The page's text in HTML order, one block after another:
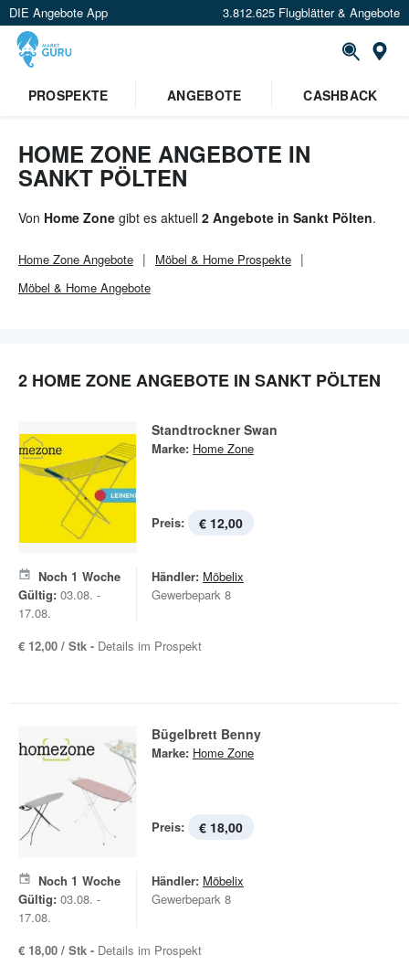
DIE Angebote App 3.812.625 Flugblätter & Angebote
PROSPEKTE
ANGEBOTE CASHBACK
HOME ZONE ANGEBOTE IN
SANKT PÖLTEN
Von Home Zone gibt es aktuell 2 Angebote in Sankt Pölten.
Home Zone Angebote Möbel & Home Prospekte
Möbel & Home Angebote
2 HOME ZONE ANGEBOTE IN SANKT PÖLTEN
Standtrockner Swan
Marke: Home Zone
Preis: € 12,00
Noch 1 Woche
Gültig: 03.08. -
17.08.
Händler: Möbelix
Gewerbepark 8
€ 12,00 / Stk - Details im Prospekt
Bügelbrett Benny
Marke: Home Zone
Preis: € 18,00
Noch 1 Woche
Gültig: 03.08. -
17.08.
Händler: Möbelix
Gewerbepark 8
€ 18,00 / Stk - Details im Prospekt